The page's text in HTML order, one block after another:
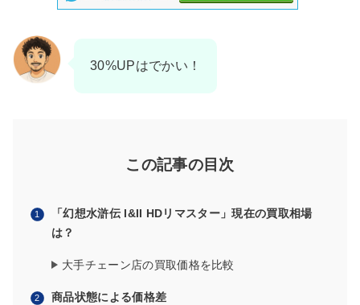
30%UPはでかい！
この記事の目次
「幻想水滸伝 I&II HDリマスター」現在の買取相場
は？
大手チェーン店の買取価格を比較
商品状態による価格差